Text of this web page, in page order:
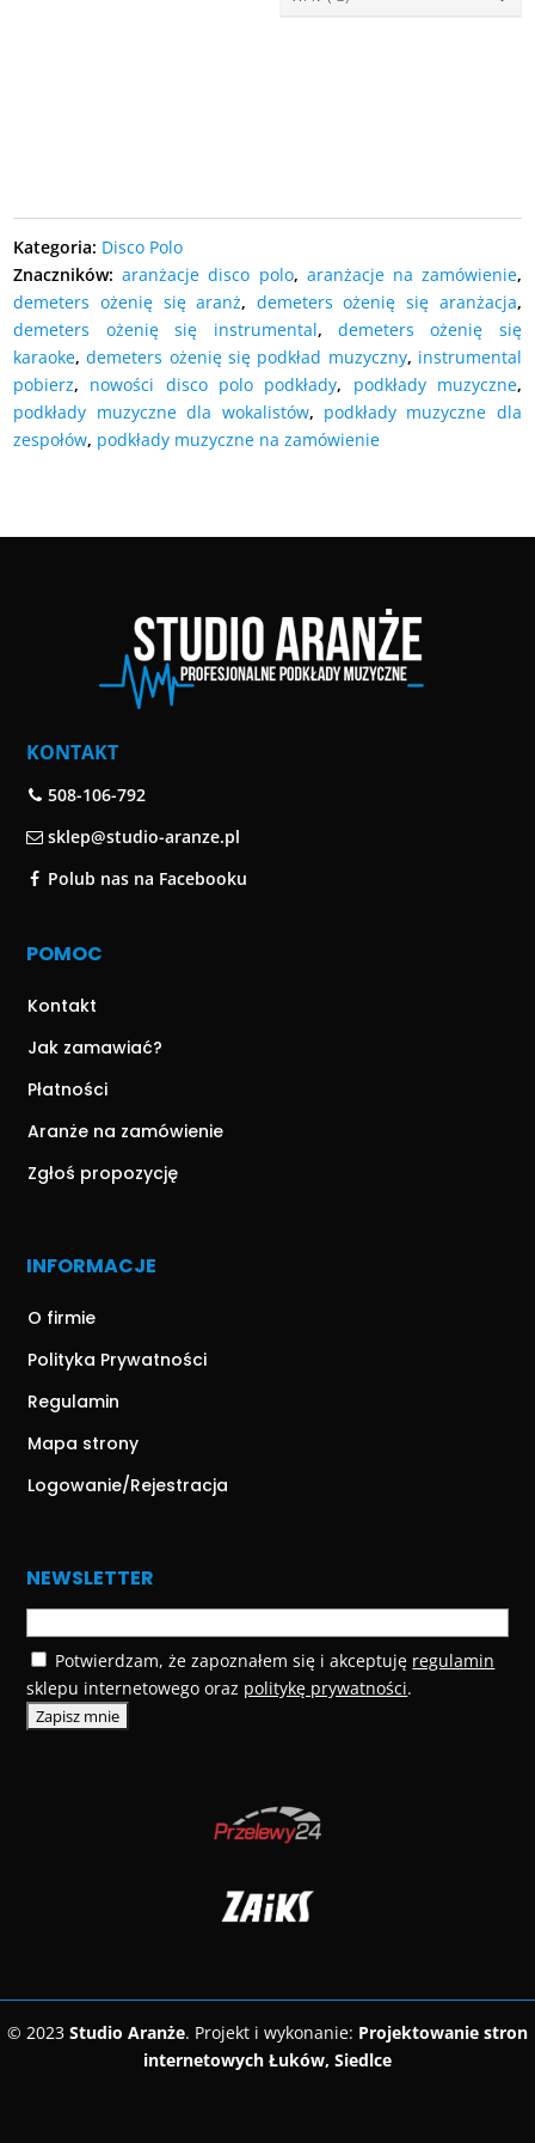
Kategoria: Disco Polo
Znaczników:aranżacje disco polo, aranżacje na zamówienie,
demeters ożenię się aranż, demeters ożenię się aranżacja,
demeters ożenię się instrumental, demeters ożenię się
karaoke,demeters ożenię się podkład muzyczny, instrumental
pobierz, nowości disco polo podkłady, podkłady muzyczne,
podkłady muzyczne dla wokalistów, podkłady muzyczne dla
zespołów, podkłady muzyczne na zamówienie
KONTAKT
508-106-792
sklep@studio-aranze.pl
Polub nas na Facebooku
POMOC
Kontakt
Jak zamawiać?
Płatności
Aranże na zamówienie
Zgłoś propozycję
INFORMACJE
O firmie
Polityka Prywatności
Regulamin
Mapa strony
Logowanie/Rejestracja
NEWSLETTER
Potwierdzam, że zapoznałem się i akceptuję regulamin
sklepu internetowego oraz politykę prywatności.
© 2023 Studio Aranże. Projekt i wykonanie: Projektowanie stron
internetowych Łuków, Siedlce